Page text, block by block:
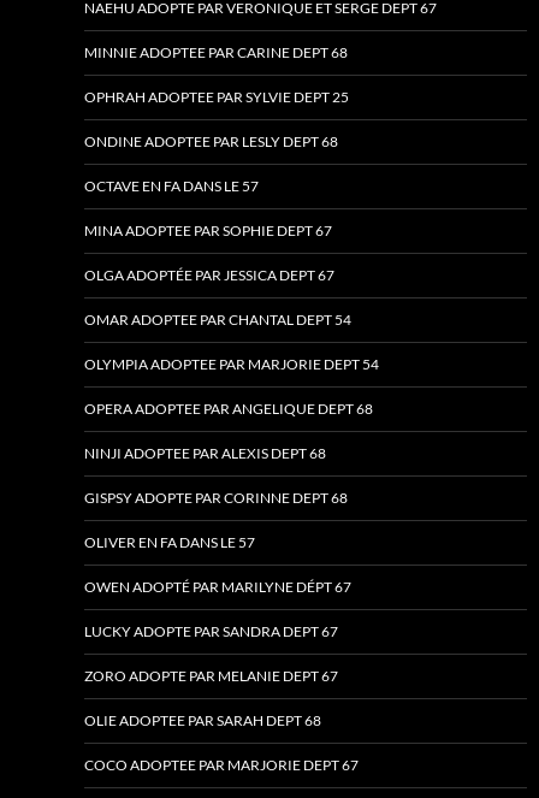
NAEHU ADOPTE PAR VERONIQUE ET SERGE DEPT 67
MINNIE ADOPTEE PAR CARINE DEPT 68
OPHRAH ADOPTEE PAR SYLVIE DEPT 25
ONDINE ADOPTEE PAR LESLY DEPT 68
OCTAVE EN FA DANS LE 57
MINA ADOPTEE PAR SOPHIE DEPT 67
OLGA ADOPTÉE PAR JESSICA DEPT 67
OMAR ADOPTEE PAR CHANTAL DEPT 54
OLYMPIA ADOPTEE PAR MARJORIE DEPT 54
OPERA ADOPTEE PAR ANGELIQUE DEPT 68
NINJI ADOPTEE PAR ALEXIS DEPT 68
GISPSY ADOPTE PAR CORINNE DEPT 68
OLIVER EN FA DANS LE 57
OWEN ADOPTÉ PAR MARILYNE DÉPT 67
LUCKY ADOPTE PAR SANDRA DEPT 67
ZORO ADOPTE PAR MELANIE DEPT 67
OLIE ADOPTEE PAR SARAH DEPT 68
COCO ADOPTEE PAR MARJORIE DEPT 67